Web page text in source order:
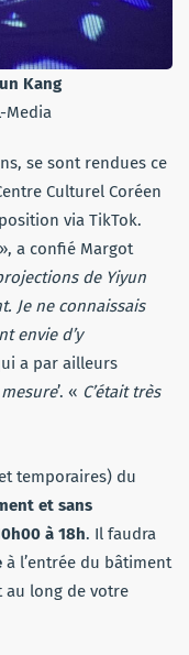
Kang
Media
se sont rendues ce
Culturel Coréen
via TikTok.
a confié Margot
de Yiyun
Je ne connaissais
envie d’y
a par ailleurs
’. « C’était très
temporaires) du
et sans
à 18h. Il faudra
à l’entrée du bâtiment
au long de votre